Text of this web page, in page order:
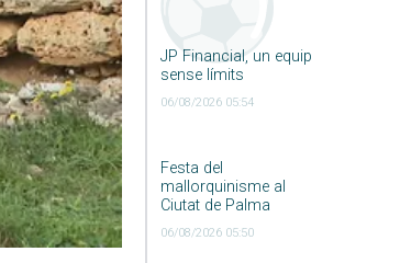
JP Financial, un equip
sense límits
06/08/2026 05:54
Festa del
mallorquinisme al
Ciutat de Palma
06/08/2026 05:50